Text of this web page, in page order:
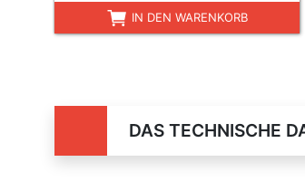
IN DEN WARENKORB
DAS TECHNISCHE